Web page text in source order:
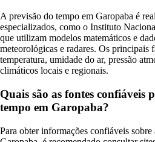
A previsão do tempo em Garopaba é
especializados, como o Instituto
que utilizam modelos matemáticos e
meteorológicas e radares. Os principais
temperatura, umidade do ar, pressão
climáticos locais e regionais.
Quais são as fontes confiáveis
tempo em Garopaba?
Para obter informações confiáveis